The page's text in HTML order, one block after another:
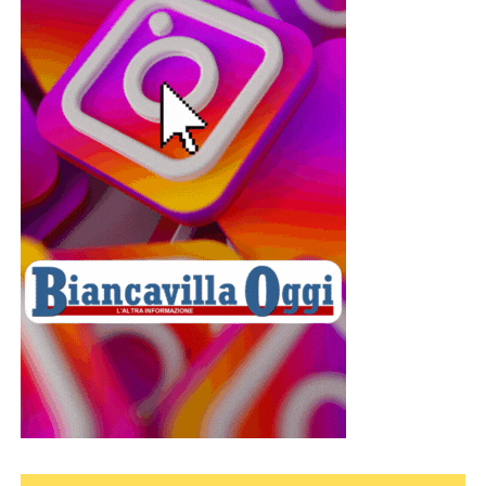
rinvenuti diversi corpi con evidenti segni di martirio. Il fatto
riportò alla memoria il martirio di Placido, discepolo di san
Benedetto, ucciso nel 541 insieme ai fratelli Eutichio,
Vittorino, Flavia e ad altri monaci.
L’arcivescovo del tempo, Antonio Lombardo, avviò
un’accurata ricognizione storica, sottoponendo la
documentazione a papa Sisto V. Dopo il parere
favorevole di una commissione cardinalizia, il Pontefice
riconobbe ufficialmente il ritrovamento delle reliquie. Istituì
quindi la festa della loro “Invenzione”, fissandola al 4
agosto.
Le reliquie di San Placido a
Biancavilla
Da quel momento la devozione verso san Placido si